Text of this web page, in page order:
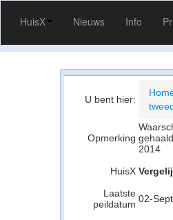
HuisX Nieuws Info
U bent hier:
Opmerking
2014
HuisX
Laatste
peildatum 02-